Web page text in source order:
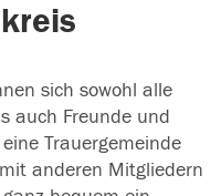
sich sowohl alle
auch Freunde und
Trauergemeinde
anderen Mitgliedern